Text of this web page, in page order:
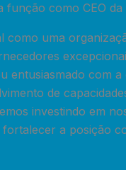
função como CEO
uma
entusiasmado com
de
investindo em
a posição